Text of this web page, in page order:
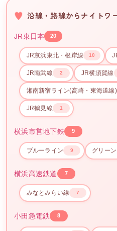
沿線・路線からナイトワ
JR東日本 20
JR京浜東北・根岸線 10
JR南武線 2 JR横須賀線
湘南新宿ライン(高崎・東海道線)
JR鶴見線 1
横浜市営地下鉄 9
ブルーライン 9 グリー
横浜高速鉄道 7
みなとみらい線 7
小田急電鉄 8